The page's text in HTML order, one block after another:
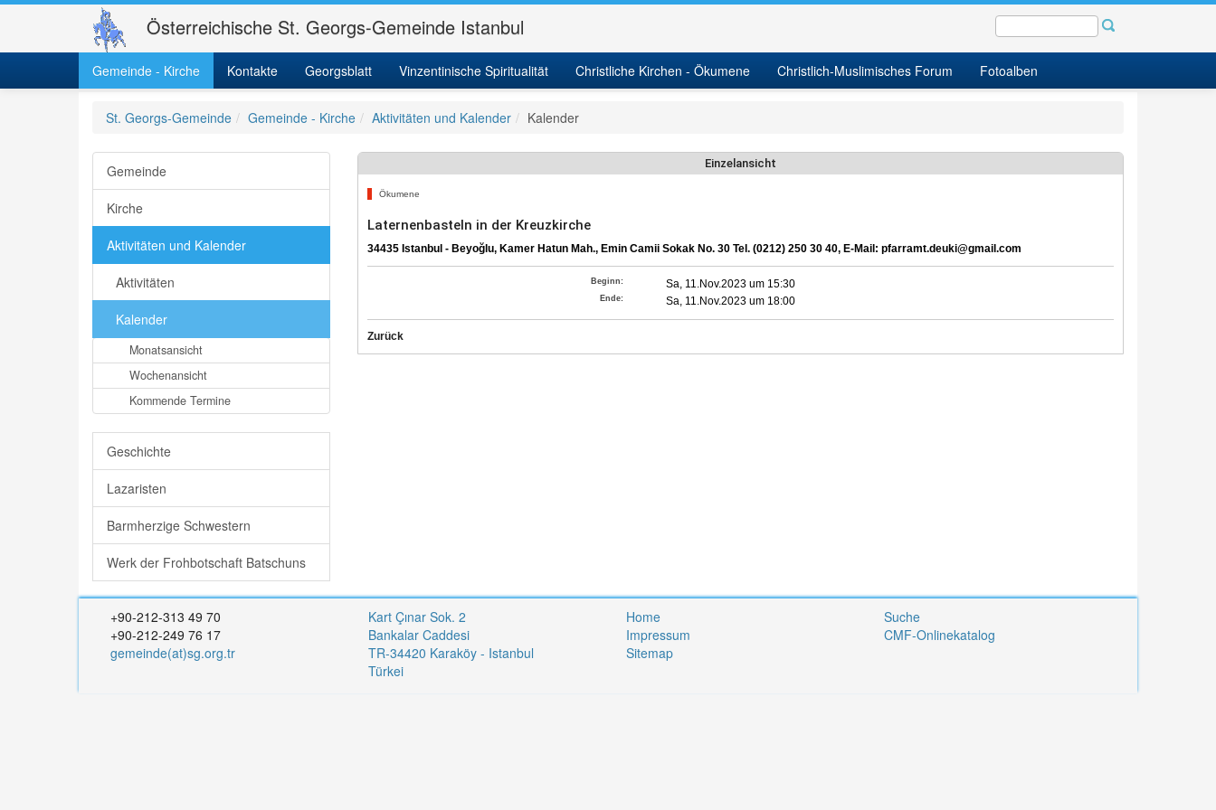
Österreichische St. Georgs-Gemeinde Istanbul
Gemeinde - Kirche Kontakte Georgsblatt Vinzentinische Spiritualität Christliche Kirchen - Ökumene Christlich-Muslimisches Forum Fotoalben
St. Georgs-Gemeinde Gemeinde - Kirche Aktivitäten und Kalender Kalender
Gemeinde
Kirche
Aktivitäten und Kalender
Aktivitäten
Kalender
Monatsansicht
Wochenansicht
Kommende Termine
Geschichte
Lazaristen
Barmherzige Schwestern
Werk der Frohbotschaft Batschuns
Einzelansicht
Ökumene
Laternenbasteln in der Kreuzkirche
34435 Istanbul - Beyoğlu, Kamer Hatun Mah., Emin Camii Sokak No. 30 Tel. (0212) 250 30 40, E-Mail: pfarramt.deuki@gmail.com
Beginn: Sa, 11.Nov.2023 um 15:30
Ende: Sa, 11.Nov.2023 um 18:00
Zurück
+90-212-313 49 70
+90-212-249 76 17
gemeinde(at)sg.org.tr
Kart Çınar Sok. 2
Bankalar Caddesi
TR-34420 Karaköy - Istanbul
Türkei
Home
Impressum
Sitemap
Suche
CMF-Onlinekatalog